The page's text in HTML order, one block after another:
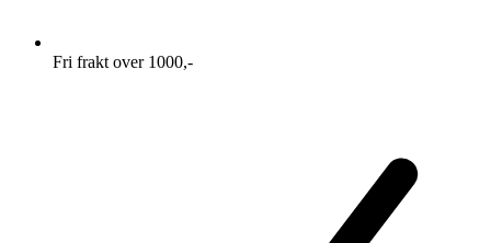
Fri frakt over 1000,-